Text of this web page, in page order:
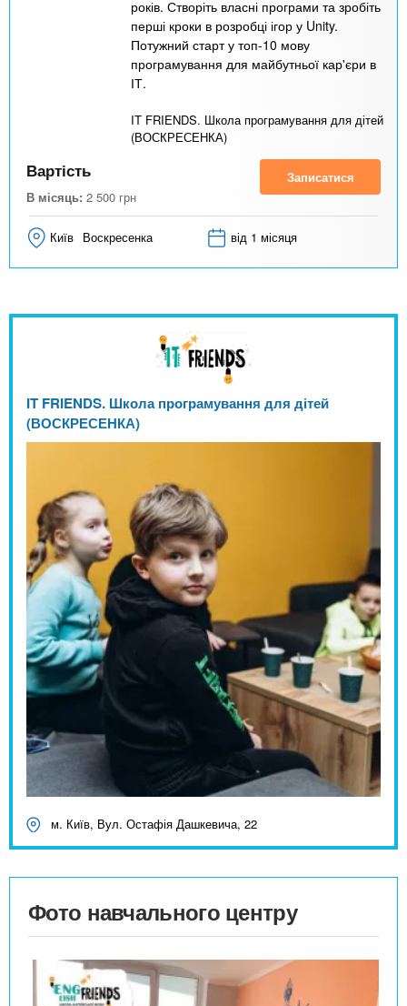
років. Створіть власні програми та зробіть
перші кроки в розробці ігор у Unity.
Потужний старт у топ-10 мову
програмування для майбутньої кар'єри в
ІТ.
IT FRIENDS. Школа програмування для дітей
(ВОСКРЕСЕНКА)
Вартість
В місяць: 2 500 грн
Записатися
Київ Воскресенка від 1 місяця
IT FRIENDS. Школа програмування для дітей
(ВОСКРЕСЕНКА)
м. Київ, Вул. Остафія Дашкевича, 22
Фото навчального центру